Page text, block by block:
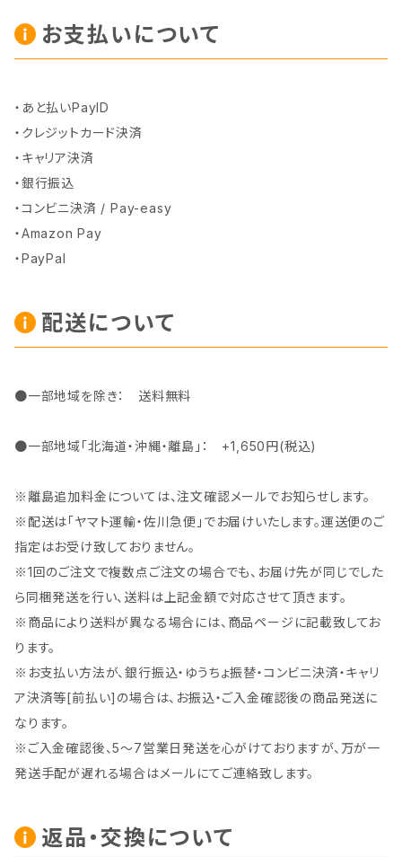
お支払いについて
・あと払いPayID
・クレジットカード決済
・キャリア決済
・銀行振込
・コンビニ決済 / Pay-easy
・Amazon Pay
・PayPal
配送について
●一部地域を除き： 送料無料
●一部地域「北海道・沖縄・離島」： +1,650円(税込)
※離島追加料金については、注文確認メールでお知らせします。
※配送は「ヤマト運輸・佐川急便」でお届けいたします。運送便のご
指定はお受け致しておりません。
※1回のご注文で複数点ご注文の場合でも、お届け先が同じでした
ら同梱発送を行い、送料は上記金額で対応させて頂きます。
※商品により送料が異なる場合には、商品ページに記載致してお
ります。
※お支払い方法が、銀行振込・ゆうちょ振替・コンビニ決済・キャリ
ア決済等[前払い]の場合は、お振込・ご入金確認後の商品発送に
なります。
※ご入金確認後、5～7営業日発送を心がけておりますが、万が一
発送手配が遅れる場合はメールにてご連絡致します。
返品・交換について